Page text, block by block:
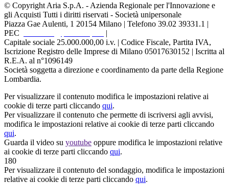
© Copyright Aria S.p.A. - Azienda Regionale per l'Innovazione e
gli Acquisti Tutti i diritti riservati - Società unipersonale
Piazza Gae Aulenti, 1 20154 Milano | Telefono 39.02 39331.1 |
PEC
|
Capitale sociale 25.000.000,00 i.v. | Codice Fiscale, Partita IVA,
Iscrizione Registro delle Imprese di Milano 05017630152 | Iscritta al
R.E.A. al n°1096149
Società soggetta a direzione e coordinamento da parte della Regione
Lombardia.
Per visualizzare il contenuto modifica le impostazioni relative ai
cookie di terze parti cliccando qui.
Per visualizzare il contenuto che permette di iscriversi agli avvisi,
modifica le impostazioni relative ai cookie di terze parti cliccando
qui.
Guarda il video su youtube oppure modifica le impostazioni relative
ai cookie di terze parti cliccando qui.
180
Per visualizzare il contenuto del sondaggio, modifica le impostazioni
relative ai cookie di terze parti cliccando qui.